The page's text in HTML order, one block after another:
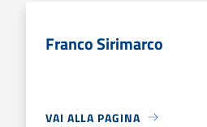
Franco Sirimarco
VAI ALLA PAGINA